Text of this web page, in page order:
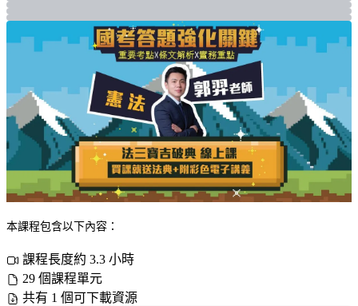
本課程包含以下內容：
課程長度約 3.3 小時
29 個課程單元
共有 1 個可下載資源